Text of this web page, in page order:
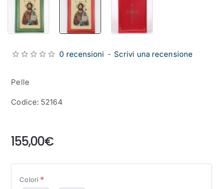
Pelle
Codice: 52164
0 recensioni - Scrivi una recensione
155,00€
Colori